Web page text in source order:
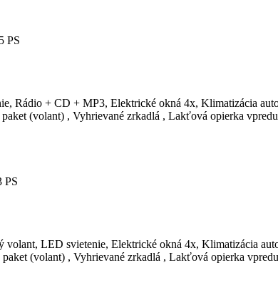
PS
Rádio + CD + MP3, Elektrické okná 4x, Klimatizácia
(volant) , Vyhrievané zrkadlá , Lakťová opierka vpredu
PS
LED svietenie, Elektrické okná 4x, Klimatizácia
(volant) , Vyhrievané zrkadlá , Lakťová opierka vpredu